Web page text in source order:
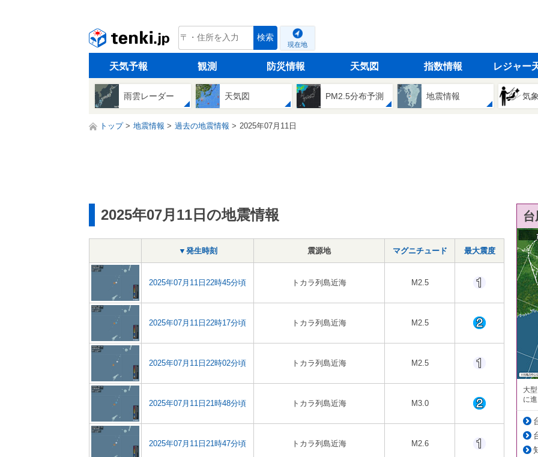
tenki.jp 検索
現在地
天気予報 観測 防災情報 天気図 指数情報 レジャー
雨雲レーダー 天気図 PM2.5分布予測 地震情報 気
トップ 地震情報 過去の地震情報 2025年07月11日
2025年07月11日の地震情報
▼発生時刻 震源地 マグニチュード 最大震度
2025年07月11日22時45分頃 トカラ列島近海 M2.5
2025年07月11日22時17分頃 トカラ列島近海 M2.5
2025年07月11日22時02分頃 トカラ列島近海 M2.5
2025年07月11日21時48分頃 トカラ列島近海 M3.0
2025年07月11日21時47分頃 トカラ列島近海 M2.6
大
に